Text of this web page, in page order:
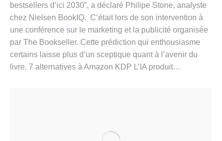
bestsellers d’ici 2030”, a déclaré Philipe Stone, analyste
chez Nielsen BookIQ. C’était lors de son intervention à
une conférence sur le marketing et la publicité organisée
par The Bookseller. Cette prédiction qui enthousiasme
certains laisse plus d’un sceptique quant à l’avenir du
livre. 7 alternatives à Amazon KDP L’IA produit…